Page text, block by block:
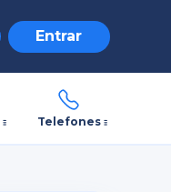
Entrar
Telefones